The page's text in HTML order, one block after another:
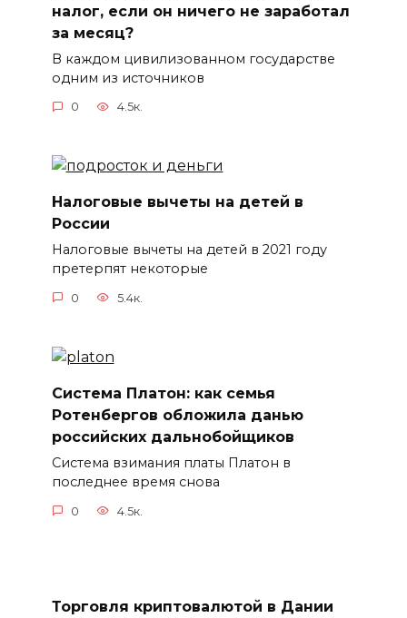
налог, если он ничего не заработал
за месяц?
В каждом цивилизованном государстве
одним из источников
0 4.5к.
Налоговые вычеты на детей в
России
Налоговые вычеты на детей в 2021 году
претерпят некоторые
0 5.4к.
Система Платон: как семья
Ротенбергов обложила данью
российских дальнобойщиков
Система взимания платы Платон в
последнее время снова
0 4.5к.
Торговля криптовалютой в Дании